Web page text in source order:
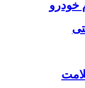
خودرو